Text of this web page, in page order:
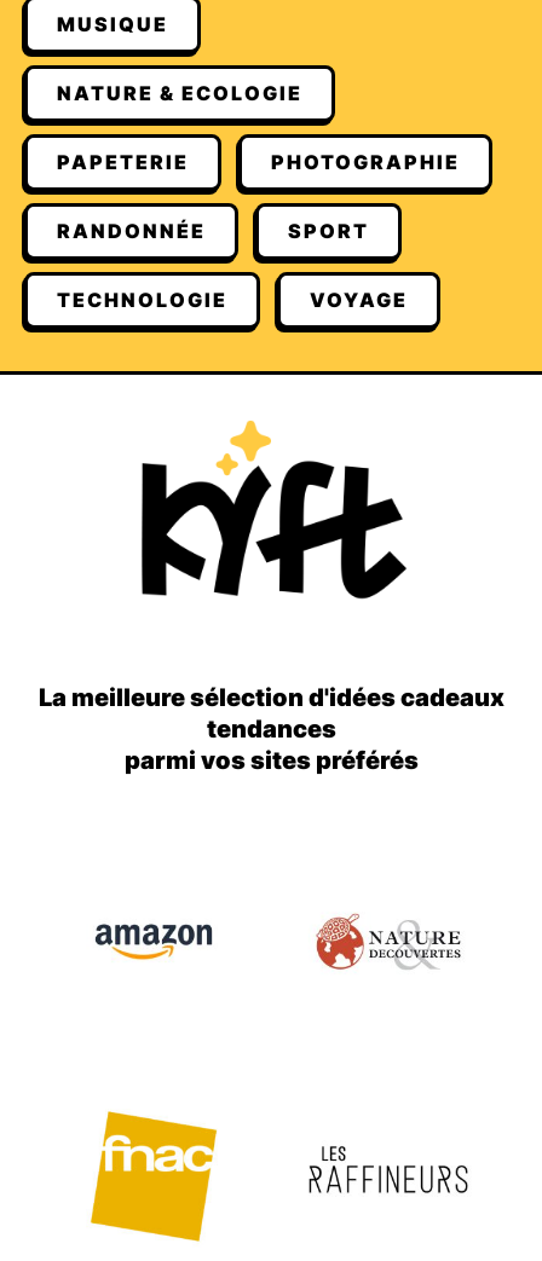
MUSIQUE
NATURE & ECOLOGIE
PAPETERIE PHOTOGRAPHIE
RANDONNÉE SPORT
TECHNOLOGIE VOYAGE
La meilleure sélection d'idées cadeaux
tendances
parmi vos sites préférés